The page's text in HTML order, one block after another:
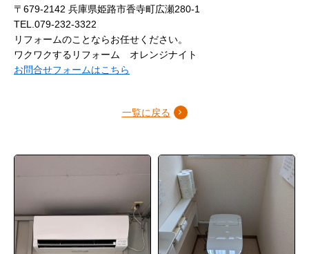
〒679-2142 兵庫県姫路市香寺町広瀬280-1
TEL.079-232-3322
リフォームのことならお任せください。
ワクワクするリフォーム オレンジナイト
お問合せフォームはこちら
一覧に戻る